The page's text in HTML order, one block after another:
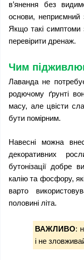
в’янення без
основи, неприємний
Якщо такі симптоми
перевірити дренаж.
Чим
Лаванда не
родючому ґрунті
масу, але цвісти
бути помірним.
Навесні можна
декоративних
бутонізації добре
калію та фосфору,
варто
половині літа.
ВАЖЛИВО:
і не